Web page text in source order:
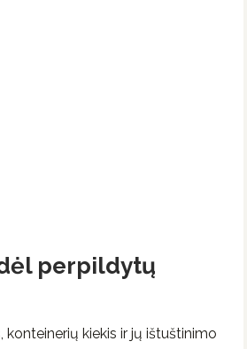
perpildytų
konteinerių kiekis ir jų ištuštinimo